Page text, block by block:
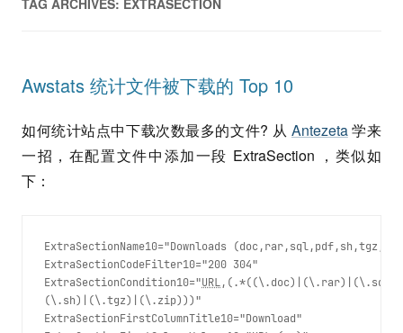
TAG ARCHIVES: EXTRASECTION
Awstats 统计文件被下载的 Top 10
如何统计站点中下载次数最多的文件? 从 Antezeta学来
一招，在配置文件中添加一段 ExtraSection ，类似如
下：
ExtraSectionName10="Downloads
ExtraSectionCodeFilter10="200 304"
ExtraSectionCondition10="URL
(\.sh)|(\.tgz)|(\.zip)))"
ExtraSectionFirstColumnTitle10="Download"